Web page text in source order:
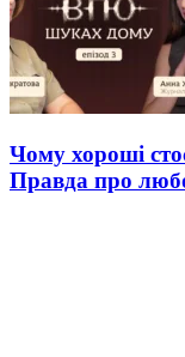
Чому хороші
Правда про